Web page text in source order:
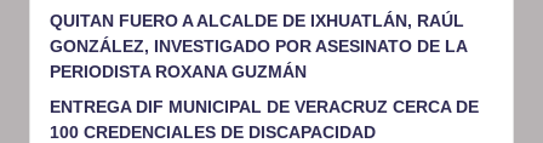
QUITAN FUERO A ALCALDE DE IXHUATLÁN, RAÚL
GONZÁLEZ, INVESTIGADO POR ASESINATO DE LA
PERIODISTA ROXANA GUZMÁN
ENTREGA DIF MUNICIPAL DE VERACRUZ CERCA DE
100 CREDENCIALES DE DISCAPACIDAD